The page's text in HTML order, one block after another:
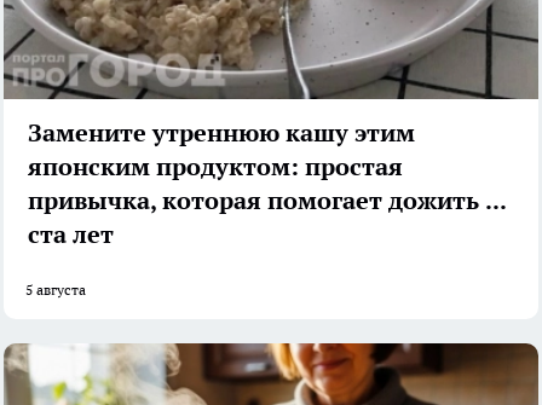
Замените утреннюю кашу этим
японским продуктом: простая
привычка, которая помогает дожить до
ста лет
5 августа